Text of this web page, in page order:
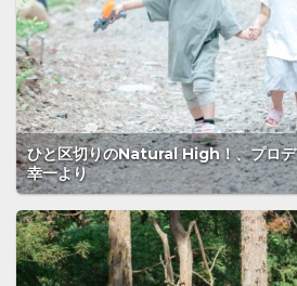
ひと区切りのNatural High！、プロデ
幸一より